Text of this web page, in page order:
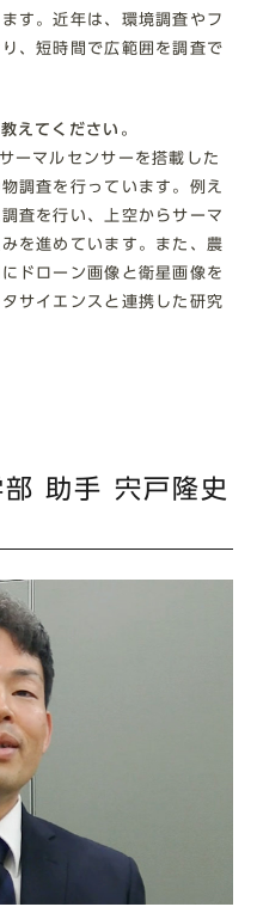
す。近年は、環境調査やフ
、短時間で広範囲を調査で
えてください。
ーマルセンサーを搭載した
調査を行っています。例え
査を行い、上空からサーマ
を進めています。また、農
ドローン画像と衛星画像を
サイエンスと連携した研究
助手 宍戸隆史